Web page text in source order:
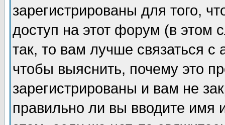
зарегистрированы для того,
доступ на этот форум (в этом
так, то вам лучше связаться
чтобы выяснить, почему это
зарегистрированы и вам не
правильно ли вы вводите